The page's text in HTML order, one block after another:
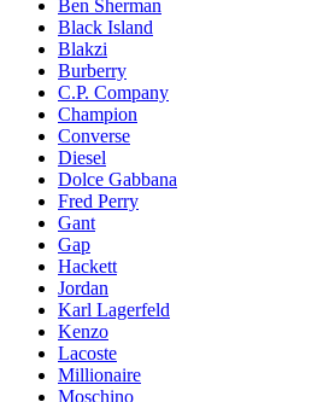
Ben Sherman
Black Island
Blakzi
Burberry
C.P. Company
Champion
Converse
Diesel
Dolce Gabbana
Fred Perry
Gant
Gap
Hackett
Jordan
Karl Lagerfeld
Kenzo
Lacoste
Millionaire
Moschino